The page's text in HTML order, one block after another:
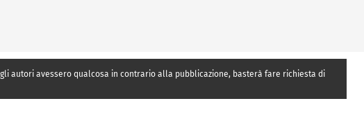
autori avessero qualcosa in contrario alla pubblicazione, basterà fare richiesta di